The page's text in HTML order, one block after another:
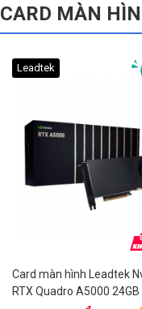
CARD MÀN
Leadtek
Card màn hình Leadtek
RTX Quadro A5000 24GB